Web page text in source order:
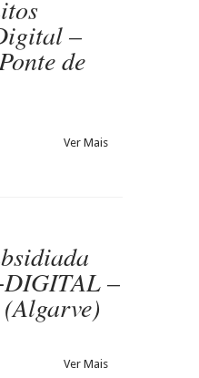
–
de
Ver Mais
–
Ver Mais